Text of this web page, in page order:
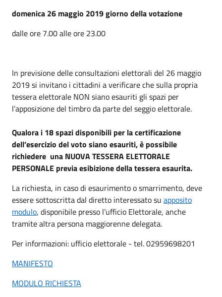
domenica 26 maggio 2019 giorno della votazione
dalle ore 7.00 alle ore 23.00
In previsione delle consultazioni elettorali del 26 maggio
2019 si invitano i cittadini a verificare che sulla propria
tessera elettorale NON siano esauriti gli spazi per
l’apposizione del timbro da parte del seggio elettorale.
Qualora i 18 spazi disponibili per la certificazione
dell’esercizio del voto siano esauriti, è possibile
richiedere una NUOVA TESSERA ELETTORALE
PERSONALE previa esibizione della tessera esaurita.
La richiesta, in caso di esaurimento o smarrimento, deve
essere sottoscritta dal diretto interessato su apposito
modulo, disponibile presso l’ufficio Elettorale, anche
tramite altra persona maggiorenne delegata.
Per informazioni: ufficio elettorale - tel. 02959698201
MANIFESTO
MODULO RICHIESTA